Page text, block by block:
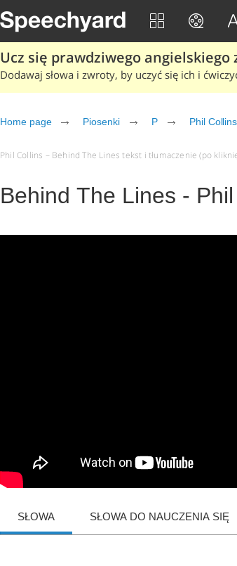
Ucz się prawdziwego angielskiego
Dodawaj słowa i zwroty, by uczyć się ich i
Home page Piosenki P Phil Collins
Phil Collins – Behind The Lines tekst i tłumaczenie (po
Behind The Lines -
SŁOWA SŁOWA DO NAUCZENIA SIĘ